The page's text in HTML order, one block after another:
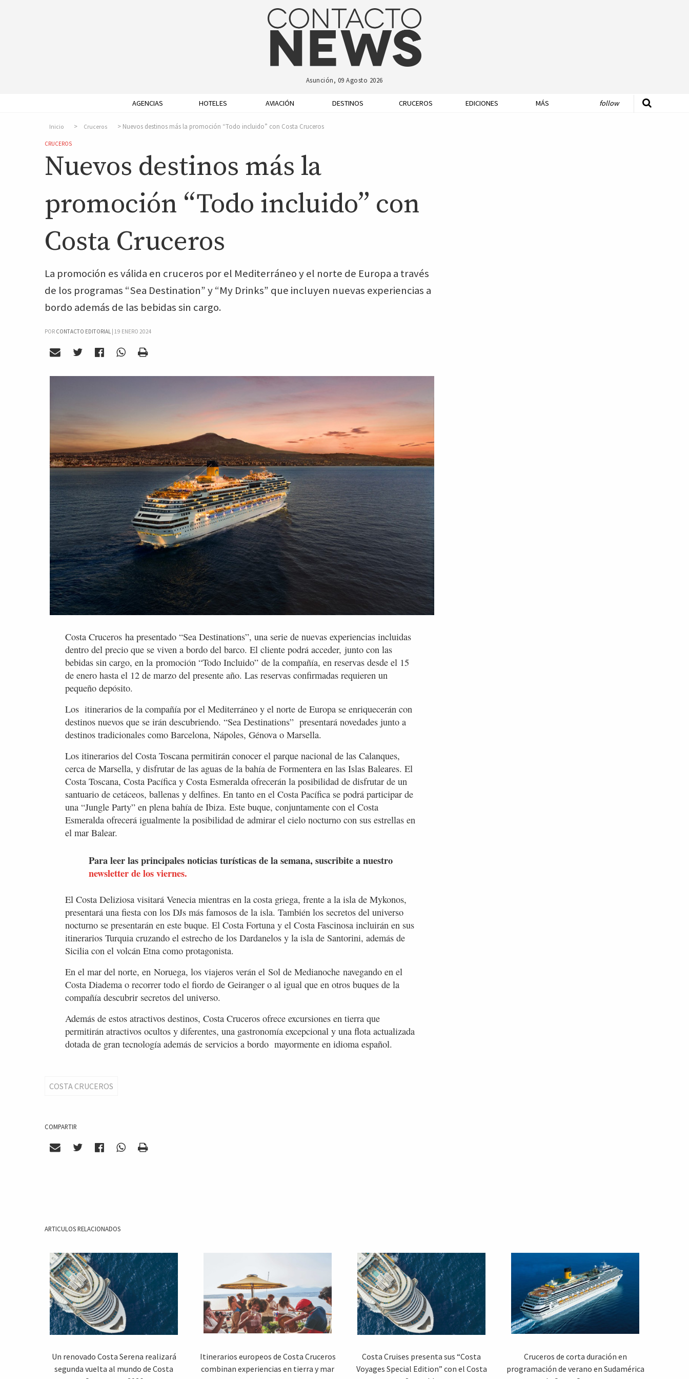
Asunción, 09 Agosto 2026
AGENCIAS HOTELES AVIACIÓN DESTINOS CRUCEROS EDICIONES MÁS follow
Inicio Cruceros Nuevos destinos más la promoción “Todo incluido” con Costa Cruceros
CRUCEROS
Nuevos destinos más la
promoción “Todo incluido” con
Costa Cruceros
La promoción es válida en cruceros por el Mediterráneo y el norte de Europa a través
de los programas “Sea Destination” y “My Drinks” que incluyen nuevas experiencias a
bordo además de las bebidas sin cargo.
POR CONTACTO EDITORIAL | 19 ENERO 2024
Costa Cruceros ha presentado “Sea Destinations”, una serie de nuevas experiencias incluidas
dentro del precio que se viven a bordo del barco. El cliente podrá acceder, junto con las
bebidas sin cargo, en la promoción “Todo Incluido” de la compañía, en reservas desde el 15
de enero hasta el 12 de marzo del presente año. Las reservas confirmadas requieren un
pequeño depósito.
Los itinerarios de la compañía por el Mediterráneo y el norte de Europa se enriquecerán con
destinos nuevos que se irán descubriendo. “Sea Destinations” presentará novedades junto a
destinos tradicionales como Barcelona, Nápoles, Génova o Marsella.
Los itinerarios del Costa Toscana permitirán conocer el parque nacional de las Calanques,
cerca de Marsella, y disfrutar de las aguas de la bahía de Formentera en las Islas Baleares. El
Costa Toscana, Costa Pacífica y Costa Esmeralda ofrecerán la posibilidad de disfrutar de un
santuario de cetáceos, ballenas y delfines. En tanto en el Costa Pacífica se podrá participar de
una “Jungle Party” en plena bahía de Ibiza. Este buque, conjuntamente con el Costa
Esmeralda ofrecerá igualmente la posibilidad de admirar el cielo nocturno con sus estrellas en
el mar Balear.
Para leer las principales noticias turísticas de la semana, suscribite a nuestro
newsletter de los viernes.
El Costa Deliziosa visitará Venecia mientras en la costa griega, frente a la isla de Mykonos,
presentará una fiesta con los DJs más famosos de la isla. También los secretos del universo
nocturno se presentarán en este buque. El Costa Fortuna y el Costa Fascinosa incluirán en sus
itinerarios Turquia cruzando el estrecho de los Dardanelos y la isla de Santorini, además de
Sicilia con el volcán Etna como protagonista.
En el mar del norte, en Noruega, los viajeros verán el Sol de Medianoche navegando en el
Costa Diadema o recorrer todo el fiordo de Geiranger o al igual que en otros buques de la
compañía descubrir secretos del universo.
Además de estos atractivos destinos, Costa Cruceros ofrece excursiones en tierra que
permitirán atractivos ocultos y diferentes, una gastronomía excepcional y una flota actualizada
dotada de gran tecnología además de servicios a bordo mayormente en idioma español.
COSTA CRUCEROS
COMPARTIR
ARTICULOS RELACIONADOS
Un renovado Costa Serena realizará
segunda vuelta al mundo de Costa
Itinerarios europeos de Costa Cruceros
combinan experiencias en tierra y mar
Costa Cruises presenta sus “Costa
Voyages Special Edition” con el Costa
Cruceros de corta duración en
programación de verano en Sudamérica